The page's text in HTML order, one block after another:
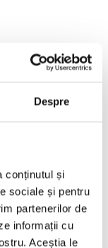
Despre
conținutul și
sociale și pentru
partenerilor de
informații cu
Aceștia le